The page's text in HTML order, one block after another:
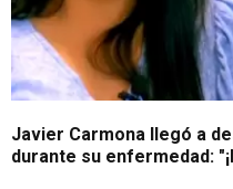
Javier Carmona llegó a
durante su enfermedad: